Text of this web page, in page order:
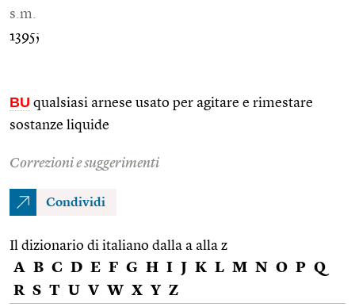
s.m.
1395;
BU qualsiasi arnese usato per agitare e rimestare
sostanze liquide
Correzioni e suggerimenti
Condividi
Il dizionario di italiano dalla a alla z
A B C D E F G H I J K L M N O P Q
R S T U V W X Y Z